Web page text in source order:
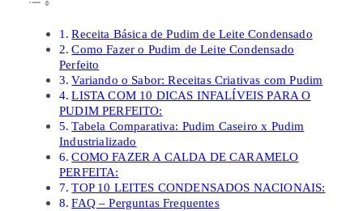
Receita Básica de Pudim de Leite Condensado
Como Fazer o Pudim de Leite Condensado
Perfeito
Variando o Sabor: Receitas Criativas com Pudim
LISTA COM 10 DICAS INFALÍVEIS PARA O
PUDIM PERFEITO:
Tabela Comparativa: Pudim Caseiro x Pudim
Industrializado
COMO FAZER A CALDA DE CARAMELO
PERFEITA:
TOP 10 LEITES CONDENSADOS NACIONAIS:
FAQ – Perguntas Frequentes